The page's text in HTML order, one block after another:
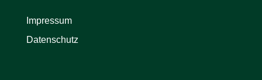
Impressum
Datenschutz